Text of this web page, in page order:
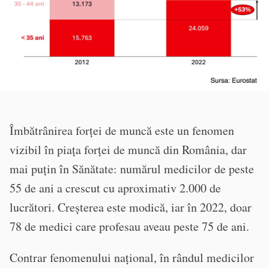
Îmbătrânirea forței de muncă este un fenomen
vizibil în piața forței de muncă din România, dar
mai puțin în Sănătate: numărul medicilor de peste
55 de ani a crescut cu aproximativ 2.000 de
lucrători. Creșterea este modică, iar în 2022, doar
78 de medici care profesau aveau peste 75 de ani.
Contrar fenomenului național, în rândul medicilor